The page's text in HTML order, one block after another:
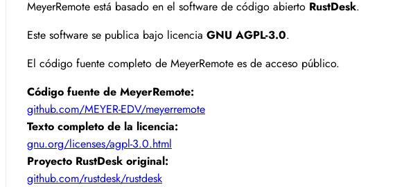
MeyerRemote está basado en el software de código abierto RustDesk.
Este software se publica bajo licencia GNU AGPL-3.0.
El código fuente completo de MeyerRemote es de acceso público.
Código fuente de MeyerRemote:
github.com/MEYER-EDV/meyerremote
Texto completo de la licencia:
gnu.org/licenses/agpl-3.0.html
Proyecto RustDesk original:
github.com/rustdesk/rustdesk